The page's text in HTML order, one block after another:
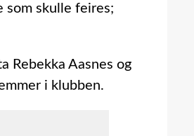
som skulle feires;
Rebekka Aasnes og
i klubben.